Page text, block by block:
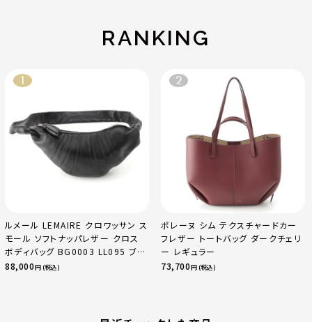
RANKING
ルメール LEMAIRE クロワッサン ス
モール ソフトナッパレザー クロス
ボディバッグ BG0003 LL095 ブラ
ック
88,000円 (税込)
ポレーヌ シム テクスチャードカー
フレザー トートバッグ ダークチェリ
ー レギュラー
73,700円 (税込)